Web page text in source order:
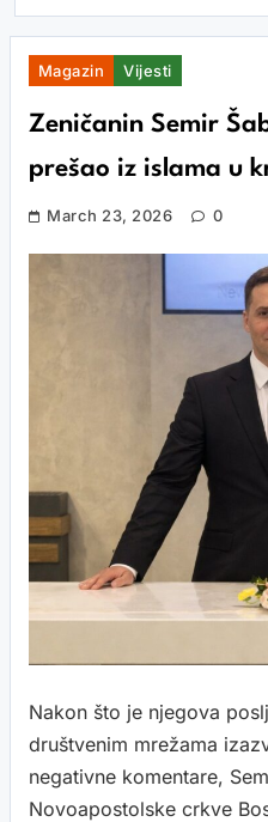
Magazin Vijesti
Zeničanin Semir
prešao iz islama u
March 23, 2026 0
Nakon što je njegova
društvenim mrežama
negativne komentare,
Novoapostolske crkve